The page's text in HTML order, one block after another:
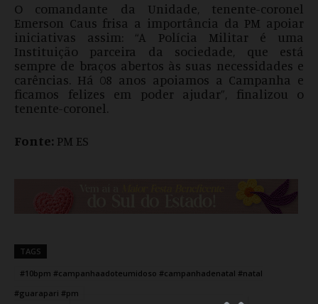
O comandante da Unidade, tenente-coronel
Emerson Caus frisa a importância da PM apoiar
iniciativas assim: “A Polícia Militar é uma
Instituição parceira da sociedade, que está
sempre de braços abertos às suas necessidades e
carências. Há 08 anos apoiamos a Campanha e
ficamos felizes em poder ajudar”, finalizou o
tenente-coronel.
Fonte: PM ES
TAGS
#10bpm #campanhaadoteumidoso #campanhadenatal #natal
#guarapari #pm